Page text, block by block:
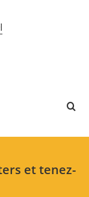
0 Clients
et tenez-